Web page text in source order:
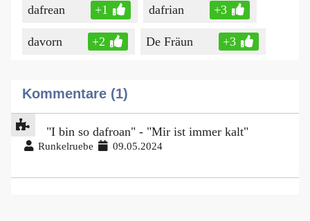
dafrean +1 dafrian +3
davorn +2 De Fräun +3
Kommentare (1)
"I bin so dafroan" - "Mir ist immer kalt"
Runkelruebe 09.05.2024